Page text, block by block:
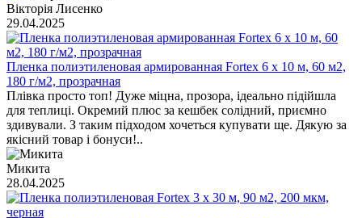
Вікторія Лисенко
29.04.2025
Пленка полиэтиленовая армированная Fortex 6 x 10 м, 60 м2,
180 г/м2, прозрачная
Плівка просто топ! Дуже міцна, прозора, ідеально підійшла
для теплиці. Окремий плюс за кешбек солідний, приємно
здивували. З таким підходом хочеться купувати ще. Дякую за
якісний товар і бонуси!..
Микита
28.04.2025